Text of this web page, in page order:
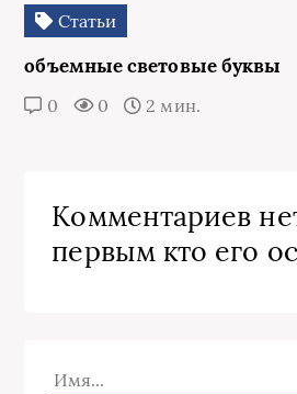
Статьи
объемные световые буквы
0 0 2 мин.
Комментариев
первым кто его